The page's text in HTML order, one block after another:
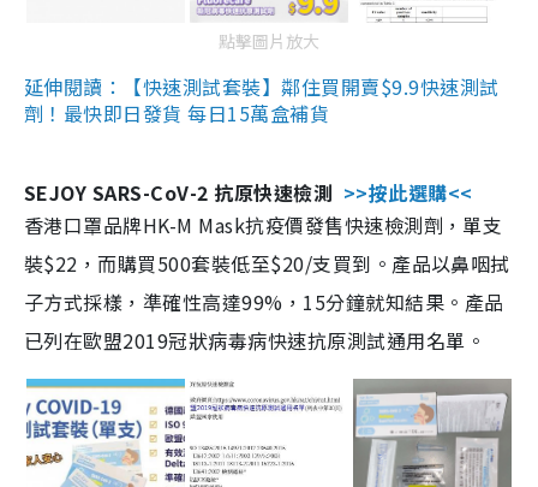
點擊圖片放大
延伸閱讀：【快速測試套裝】鄰住買開賣$9.9快速測試
劑！最快即日發貨 每日15萬盒補貨
SEJOY SARS-CoV-2 抗原快速檢測 >>按此選購<<
香港口罩品牌HK-M Mask抗疫價發售快速檢測劑，單支
裝$22，而購買500套裝低至$20/支買到。產品以鼻咽拭
子方式採樣，準確性高達99%，15分鐘就知結果。產品
已列在歐盟2019冠狀病毒病快速抗原測試通用名單。